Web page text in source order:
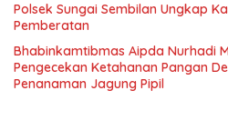
Polsek Sungai Sembilan Ungkap
Pemberatan
Bhabinkamtibmas Aipda Nurhadi
Pengecekan Ketahanan Pangan
Penanaman Jagung Pipil